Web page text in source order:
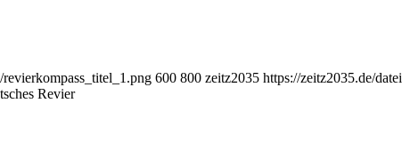
600 800 zeitz2035 https://zeitz2035.de/
Revier